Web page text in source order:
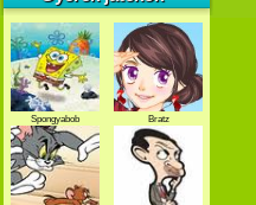
Spongyabob Bratz